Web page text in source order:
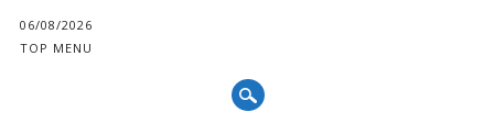
06/08/2026
TOP MENU